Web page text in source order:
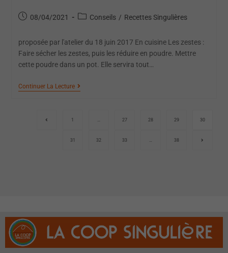
08/04/2021 Conseils / Recettes Singulières
proposée par l'atelier du 18 juin 2017 En cuisine Les zestes :
Faire sécher les zestes, puis les réduire en poudre. Mettre
cette poudre dans un pot. Elle servira tout…
Continuer La Lecture
1 … 27 28 29 30
31 32 33 … 38